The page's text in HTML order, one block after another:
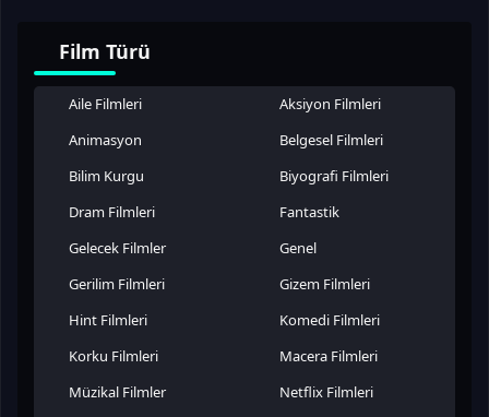
Film Türü
Aile Filmleri
Aksiyon Filmleri
Animasyon
Belgesel Filmleri
Bilim Kurgu
Biyografi Filmleri
Dram Filmleri
Fantastik
Gelecek Filmler
Genel
Gerilim Filmleri
Gizem Filmleri
Hint Filmleri
Komedi Filmleri
Korku Filmleri
Macera Filmleri
Müzikal Filmler
Netflix Filmleri